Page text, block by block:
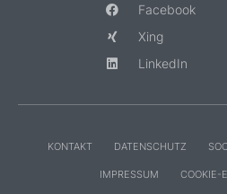
Facebook
Xing
LinkedIn
KONTAKT DATENSCHUTZ
IMPRESSUM COOKIE-